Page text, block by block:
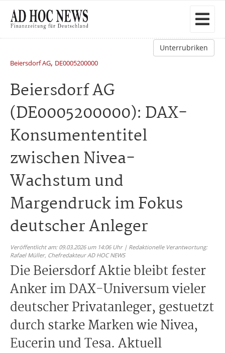
Unterrubriken
Beiersdorf AG, DE0005200000
Beiersdorf AG
(DE0005200000): DAX-
Konsumententitel
zwischen Nivea-
Wachstum und
Margendruck im Fokus
deutscher Anleger
Veröffentlicht am: 09.03.2026 um 14:06 Uhr | Redaktionelle Verantwortung:
Rafael Müller, Chefredakteur AD HOC NEWS
Die Beiersdorf Aktie bleibt fester
Anker im DAX-Universum vieler
deutscher Privatanleger, gestuetzt
durch starke Marken wie Nivea,
Eucerin und Tesa. Aktuell